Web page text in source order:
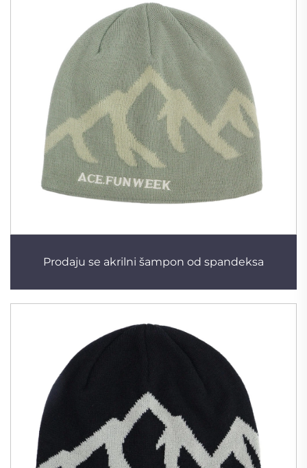
Prodaju se akrilni šampon od spandeksa